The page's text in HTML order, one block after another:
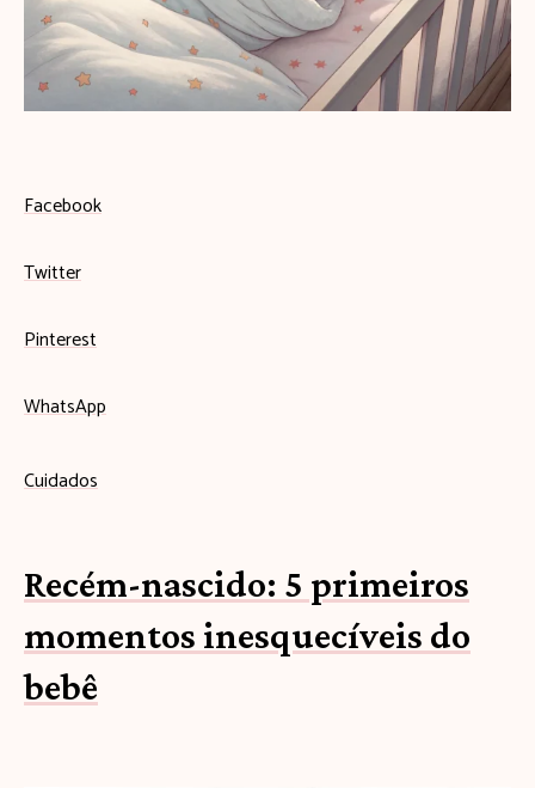
Facebook
Twitter
Pinterest
WhatsApp
Cuidados
Recém-nascido: 5 primeiros
momentos inesquecíveis do
bebê